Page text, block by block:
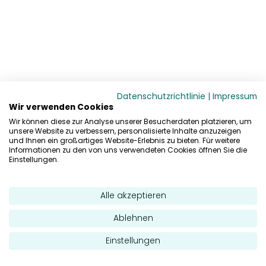
Datenschutzrichtlinie | Impressum
Wir verwenden Cookies
Wir können diese zur Analyse unserer Besucherdaten platzieren, um
unsere Website zu verbessern, personalisierte Inhalte anzuzeigen
und Ihnen ein großartiges Website-Erlebnis zu bieten. Für weitere
Informationen zu den von uns verwendeten Cookies öffnen Sie die
Einstellungen.
Alle akzeptieren
Ablehnen
Einstellungen